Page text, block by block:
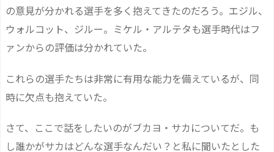
の意見が分かれる選手を多く抱えてきたのだろう。エジル、
ウォルコット、ジルー。ミケル・アルテタも選手時代はフ
ァンからの評価は分かれていた。
これらの選手たちは非常に有用な能力を備えているが、同
時に欠点も抱えていた。
さて、ここで話をしたいのがブカヨ・サカについてだ。も
し誰かがサカはどんな選手なんだい？と私に聞いたとした